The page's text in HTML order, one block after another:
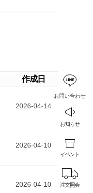
お問い合わせ
お知らせ
イベント
注文照会
作成日
2026-04-14
2026-04-10
2026-04-10